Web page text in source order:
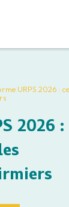
URPS 2026 :
2026 :